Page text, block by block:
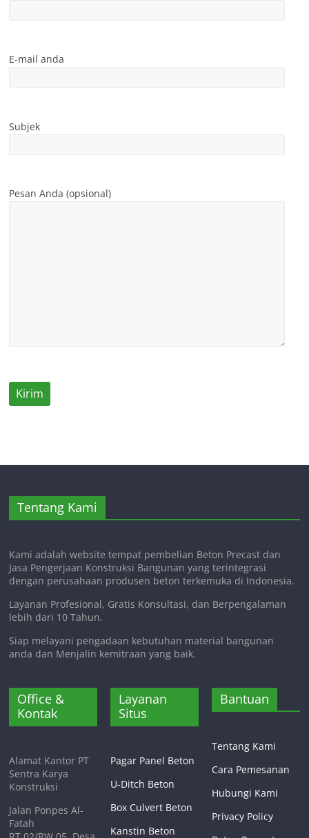
E-mail anda
Subjek
Pesan Anda (opsional)
Tentang Kami
Kami adalah website tempat pembelian Beton Precast dan
Jasa Pengerjaan Konstruksi Bangunan yang terintegrasi
dengan perusahaan produsen beton terkemuka di Indonesia.
Layanan Profesional, Gratis Konsultasi, dan Berpengalaman
lebih dari 10 Tahun.
Siap melayani pengadaan kebutuhan material bangunan
anda dan Menjalin kemitraan yang baik.
Office &
Kontak
Alamat Kantor PT
Sentra Karya
Konstruksi
Jalan Ponpes Al-
Fatah
Layanan
Situs
Pagar Panel Beton
U-Ditch Beton
Box Culvert Beton
Kanstin Beton
Bantuan
Tentang Kami
Cara Pemesanan
Hubungi Kami
Privacy Policy